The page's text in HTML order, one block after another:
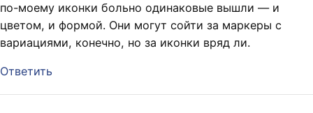
по-моему иконки больно одинаковые вышли — и
цветом, и формой. Они могут сойти за маркеры с
вариациями, конечно, но за иконки вряд ли.
Ответить